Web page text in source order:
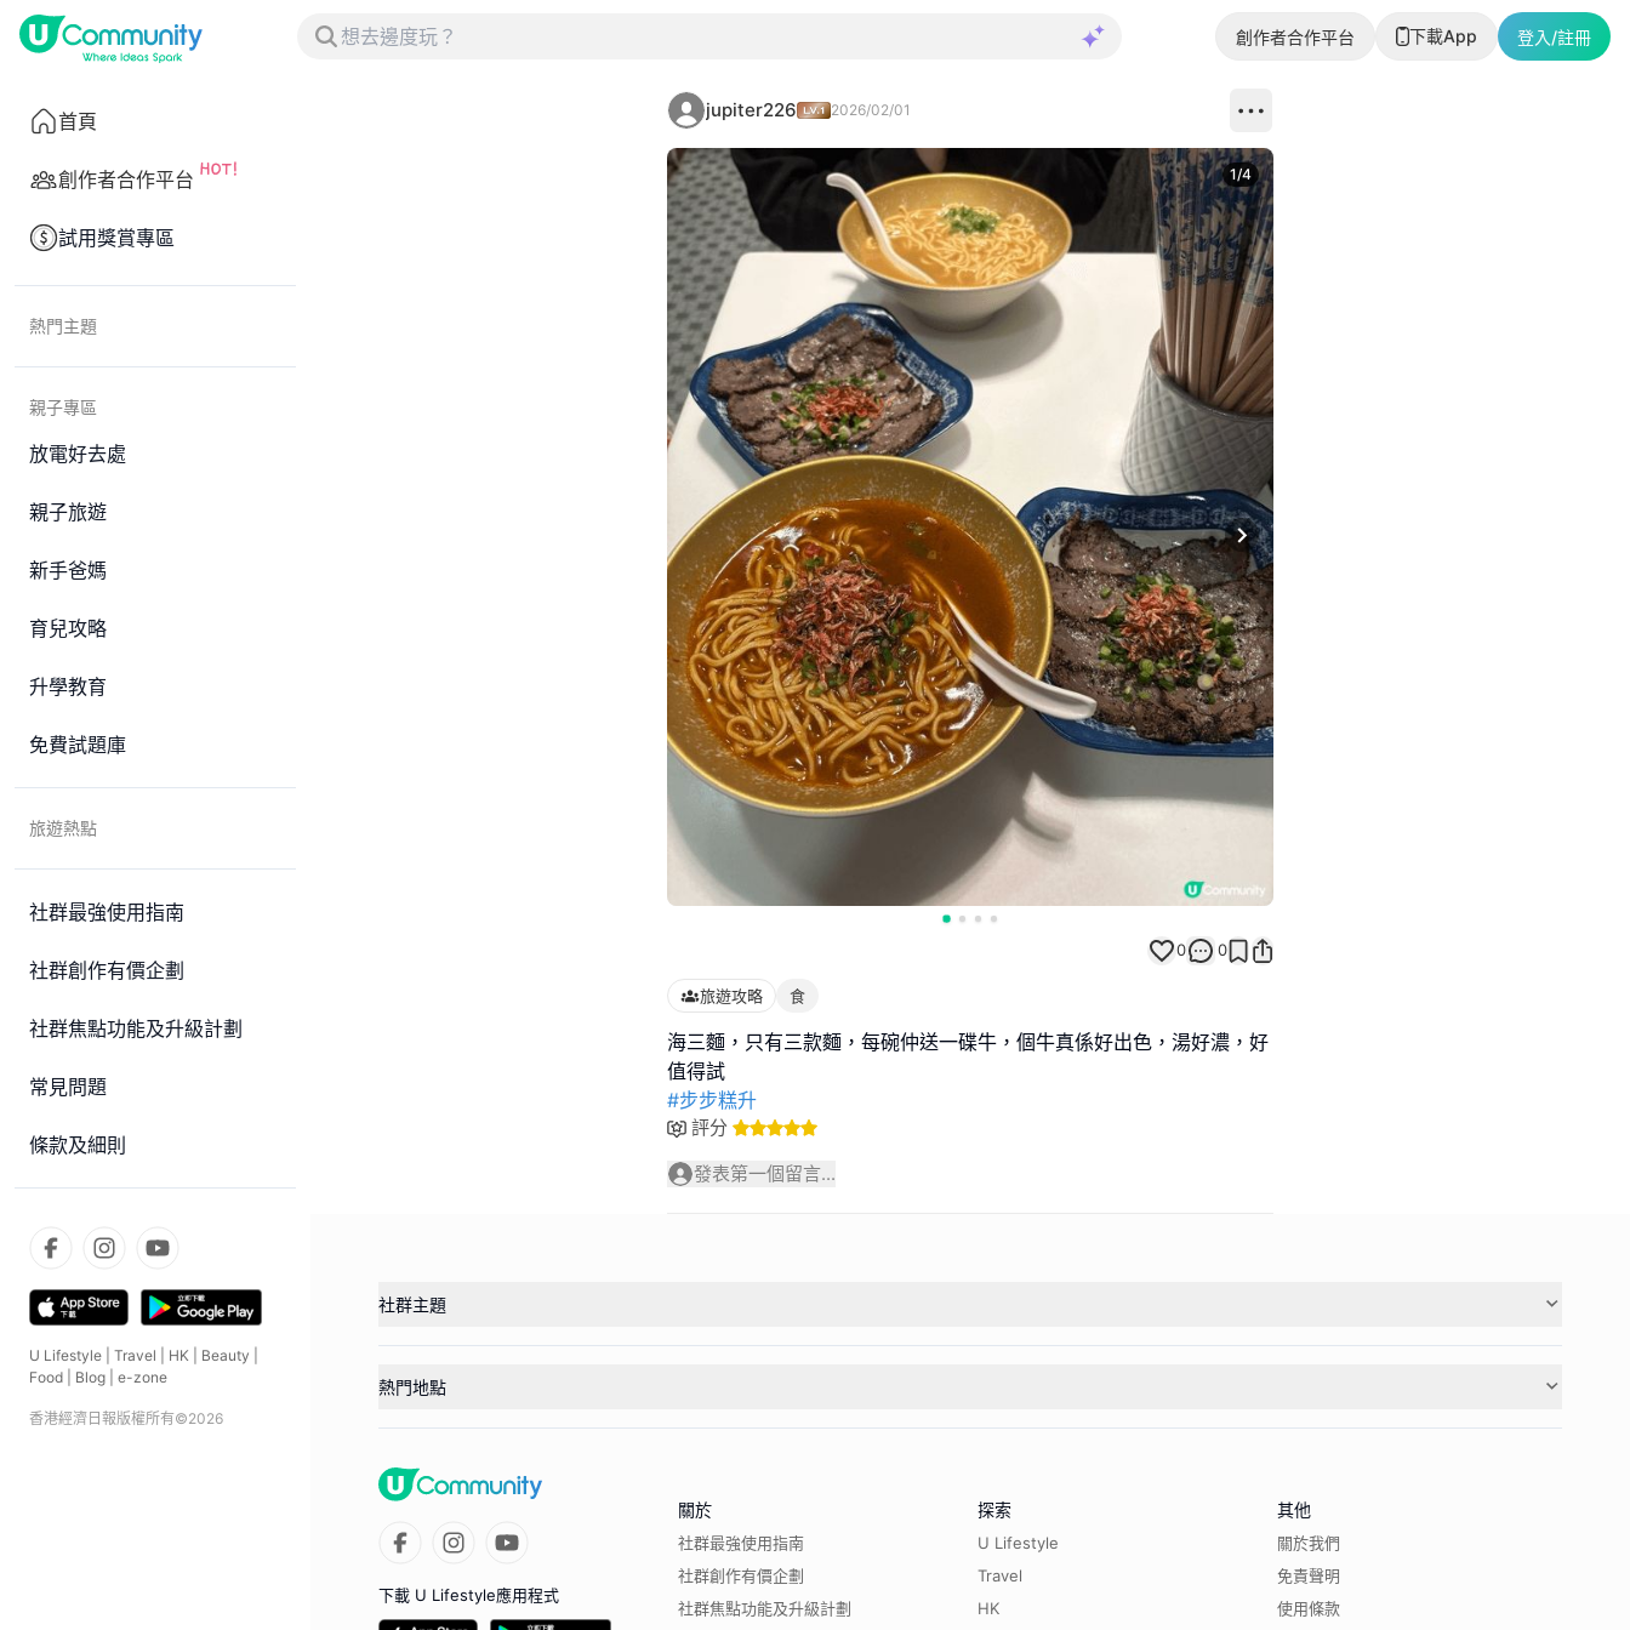
創作者合作平台 下載App 登入/註冊
首頁
創作者合作平台
試用獎賞專區
熱門主題
親子專區
放電好去處
親子旅遊
新手爸媽
育兒攻略
升學教育
免費試題庫
旅遊熱點
社群最強使用指南
社群創作有價企劃
社群焦點功能及升級計劃
常見問題
條款及細則
U Lifestyle Travel HK Beauty
Food
Blog e-zone
香港經濟日報版權所有©2026
jupiter226 2026/02/01
Next slide
1/4
0 0
旅遊攻略 食
海三麵，只有三款麵，每碗仲送一碟牛，個牛真係好出色，湯好濃，好
#步步糕升
評分
發表第一個留言...
社群主題
熱門地點
下載 U Lifestyle應用程式
關於
社群最強使用指南
社群創作有價企劃
社群焦點功能及升級計劃
探索
U Lifestyle
Travel
HK
其他
關於我們
免責聲明
使用條款